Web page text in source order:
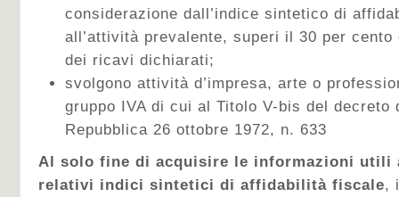
considerazione dall’indice sintetico di
all’attività prevalente, superi il 30 per cento
dei ricavi dichiarati;
svolgono attività d’impresa, arte o
gruppo IVA di cui al Titolo V-bis del decreto
Repubblica 26 ottobre 1972, n. 633
Al solo fine di acquisire le informazioni utili
relativi indici sintetici di affidabilità fiscale,